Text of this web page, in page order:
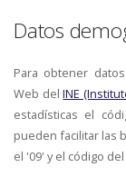
Datos
Para obtener
Web delINE
estadísticas el
pueden facilitar las
el '09' y el código